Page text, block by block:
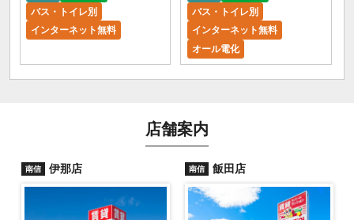
バス・トイレ別
インターネット無料
バス・トイレ別
インターネット無料
オール電化
店舗案内
南信 伊那店 南信 飯田店